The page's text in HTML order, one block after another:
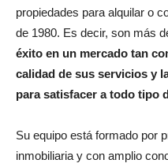
propiedades para alquilar o
de 1980. Es decir, son más
éxito en un mercado tan
calidad de sus servicios y
para satisfacer a todo tipo
Su equipo está formado por
inmobiliaria y con amplio